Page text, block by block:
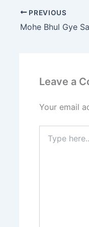
e
b
d
PREVIOUS
Mohe Bhul Gye
Leave a
Your email
here..